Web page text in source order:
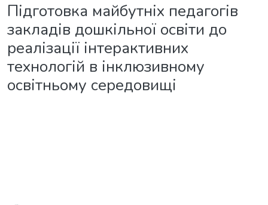
Підготовка майбутніх педагогів
закладів дошкільної освіти до
реалізації інтерактивних
технологій в інклюзивному
освітньому середовищі